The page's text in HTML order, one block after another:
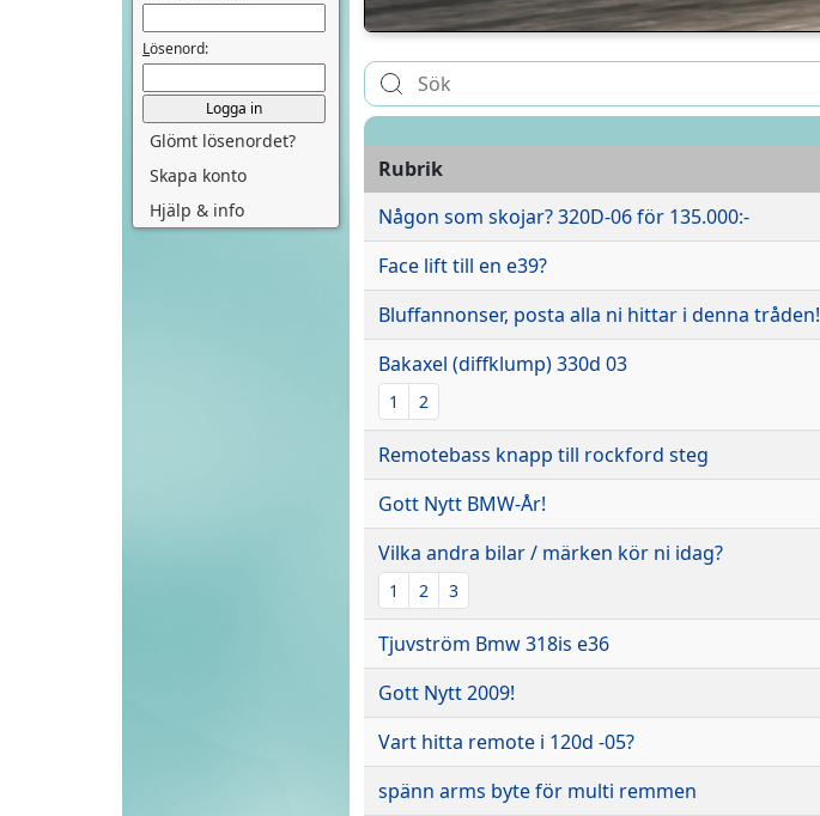
Lösenord:
Glömt lösenordet?
Skapa konto
Hjälp & info
Rubrik
Någon som skojar? 320D-06 för 135.000:-
Face lift till en e39?
Bluffannonser, posta alla ni hittar i denna tråden!
Bakaxel (diffklump) 330d 03
1 2
Remotebass knapp till rockford steg
Gott Nytt BMW-År!
Vilka andra bilar / märken kör ni idag?
1 2 3
Tjuvström Bmw 318is e36
Gott Nytt 2009!
Vart hitta remote i 120d -05?
spänn arms byte för multi remmen